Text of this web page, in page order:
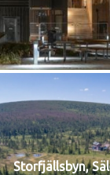
Storfjällsbyn,